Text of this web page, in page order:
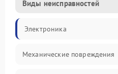
Виды неисправностей
Электроника
Механические повреждения